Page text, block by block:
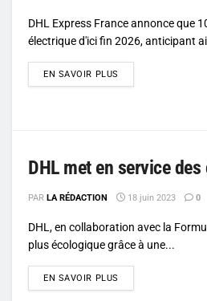
DHL Express France annonce que
électrique d'ici fin 2026, anticipant
EN SAVOIR PLUS
DHL met en service
PAR LA RÉDACTION 18 juin 2023 0
DHL, en collaboration avec la
plus écologique grâce à une...
EN SAVOIR PLUS